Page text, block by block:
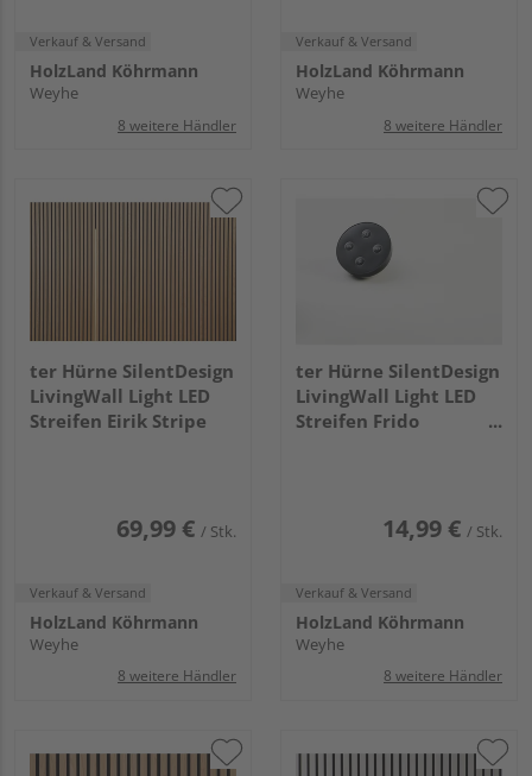
Verkauf & Versand
HolzLand Köhrmann
Weyhe
8 weitere Händler
Verkauf & Versand
HolzLand Köhrmann
Weyhe
8 weitere Händler
ter Hürne SilentDesign
LivingWall Light LED
Streifen Eirik Stripe
69,99 € / Stk.
Verkauf & Versand
HolzLand Köhrmann
Weyhe
8 weitere Händler
ter Hürne SilentDesign
LivingWall Light LED
Streifen Frido
14,99 € / Stk.
Verkauf & Versand
HolzLand Köhrmann
Weyhe
8 weitere Händler